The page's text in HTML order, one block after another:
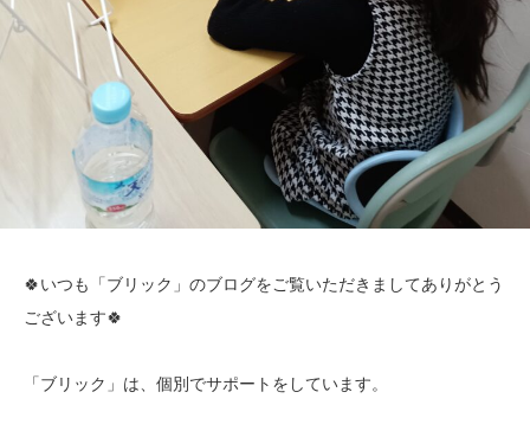
🍀いつも「ブリック」のブログをご覧いただきましてありがとう
ございます🍀
「ブリック」は、個別でサポートをしています。